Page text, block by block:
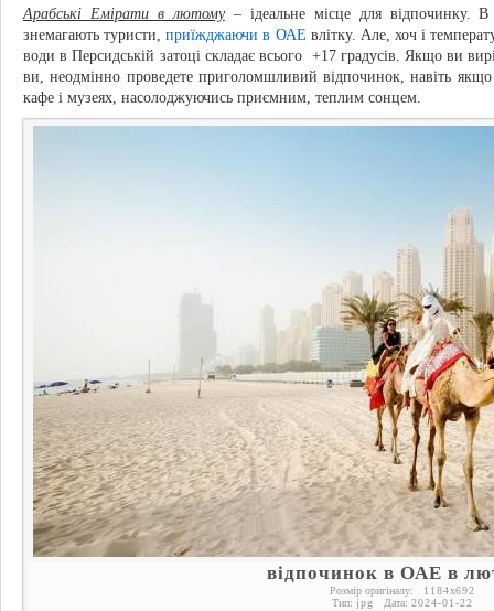
Арабські Емірати в лютому– ідеальне місце для відпочинку.
знемагають туристи,приїжджаючи в ОАЕ влітку. Але, хоч і
води в Персидській затоці складає всього +17 градусів. Якщо ви
ви, неодмінно проведете приголомшливий відпочинок, навіть
кафе і музеях, насолоджуючись приємним, теплим сонцем.
відпочинок в ОАЕ в
Розмір оригіналу: 1184x692
Тип: jpg Дата: 2024-01-22